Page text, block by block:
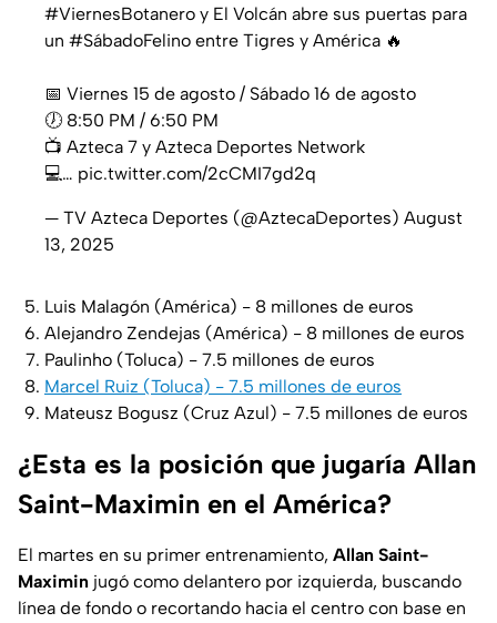
#ViernesBotanero y El Volcán abre sus puertas para
un #SábadoFelino entre Tigres y América 🔥
📅 Viernes 15 de agosto / Sábado 16 de agosto
🕖 8:50 PM / 6:50 PM
📺 Azteca 7 y Azteca Deportes Network
💻… pic.twitter.com/2cCMI7gd2q
— TV Azteca Deportes (@AztecaDeportes) August
13, 2025
Luis Malagón (América) - 8 millones de euros
Alejandro Zendejas (América) - 8 millones de euros
Paulinho (Toluca) - 7.5 millones de euros
Marcel Ruiz (Toluca) - 7.5 millones de euros
Mateusz Bogusz (Cruz Azul) - 7.5 millones de euros
¿Esta es la posición que jugaría Allan
Saint-Maximin en el América?
El martes en su primer entrenamiento, Allan Saint-
Maximin jugó como delantero por izquierda, buscando
línea de fondo o recortando hacia el centro con base en